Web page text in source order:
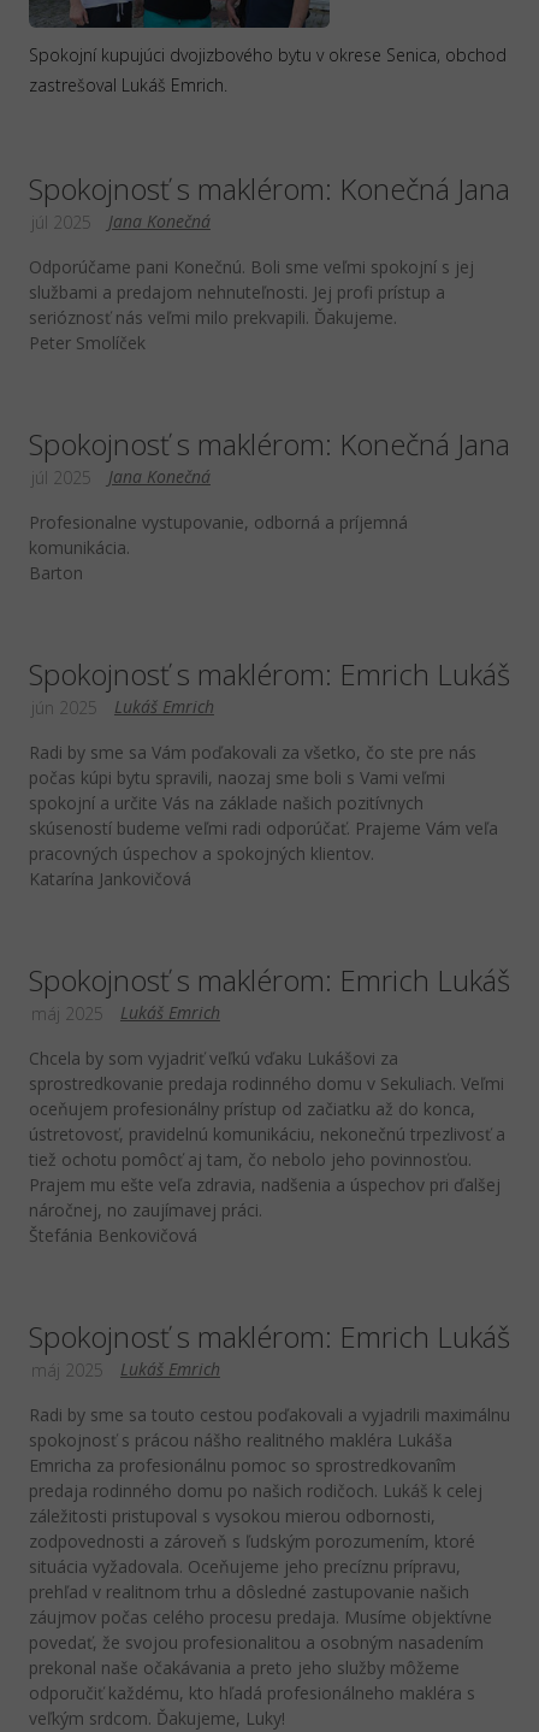
Spokojní kupujúci dvojizbového bytu v okrese Senica, obchod
zastrešoval Lukáš Emrich.
Spokojnosť s maklérom: Konečná Jana
Jana Konečná
júl 2025
Odporúčame pani Konečnú. Boli sme veľmi spokojní s jej
službami a predajom nehnuteľnosti. Jej profi prístup a
serióznosť nás veľmi milo prekvapili. Ďakujeme.
Peter Smolíček
Spokojnosť s maklérom: Konečná Jana
Jana Konečná
júl 2025
Profesionalne vystupovanie, odborná a príjemná
komunikácia.
Barton
Spokojnosť s maklérom: Emrich Lukáš
Lukáš Emrich
jún 2025
Radi by sme sa Vám poďakovali za všetko, čo ste pre nás
počas kúpi bytu spravili, naozaj sme boli s Vami veľmi
spokojní a určite Vás na základe našich pozitívnych
skúseností budeme veľmi radi odporúčať. Prajeme Vám veľa
pracovných úspechov a spokojných klientov.
Katarína Jankovičová
Spokojnosť s maklérom: Emrich Lukáš
Lukáš Emrich
máj 2025
Chcela by som vyjadriť veľkú vďaku Lukášovi za
sprostredkovanie predaja rodinného domu v Sekuliach. Veľmi
oceňujem profesionálny prístup od začiatku až do konca,
ústretovosť, pravidelnú komunikáciu, nekonečnú trpezlivosť a
tiež ochotu pomôcť aj tam, čo nebolo jeho povinnosťou.
Prajem mu ešte veľa zdravia, nadšenia a úspechov pri ďalšej
náročnej, no zaujímavej práci.
Štefánia Benkovičová
Spokojnosť s maklérom: Emrich Lukáš
Lukáš Emrich
máj 2025
Radi by sme sa touto cestou poďakovali a vyjadrili maximálnu
spokojnosť s prácou nášho realitného makléra Lukáša
Emricha za profesionálnu pomoc so sprostredkovanîm
predaja rodinného domu po našich rodičoch. Lukáš k celej
záležitosti pristupoval s vysokou mierou odbornosti,
zodpovednosti a zároveň s ľudským porozumením, ktoré
situácia vyžadovala. Oceňujeme jeho precíznu prípravu,
prehľad v realitnom trhu a dôsledné zastupovanie našich
záujmov počas celého procesu predaja. Musíme objektívne
povedať, že svojou profesionalitou a osobným nasadením
prekonal naše očakávania a preto jeho služby môžeme
odporučiť každému, kto hľadá profesionálneho makléra s
veľkým srdcom. Ďakujeme, Luky!